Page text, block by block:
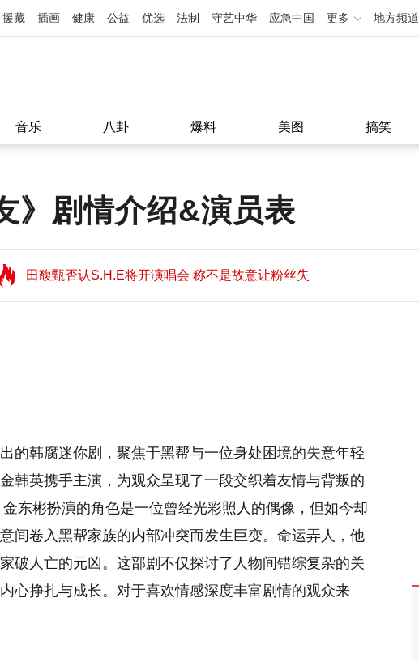
援藏 插画 健康 公益 优选 法制 守艺中华 应急中国 更多 地方频道
音乐 八卦 爆料 美图 搞笑
》剧情介绍&演员表
的韩腐迷你剧，聚焦于黑帮与一位身处困境的失意年轻
韩英携手主演，为观众呈现了一段交织着友情与背叛的
东彬扮演的角色是一位曾经光彩照人的偶像，但如今却
间卷入黑帮家族的内部冲突而发生巨变。命运弄人，他
破人亡的元凶。这部剧不仅探讨了人物间错综复杂的关
心挣扎与成长。对于喜欢情感深度丰富剧情的观众来